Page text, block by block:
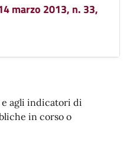
marzo 2013, n. 33,
agli indicatori di
in corso o